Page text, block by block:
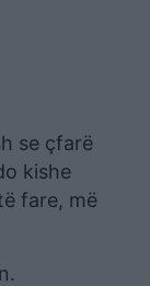
se çfarë
kishe
fare, më